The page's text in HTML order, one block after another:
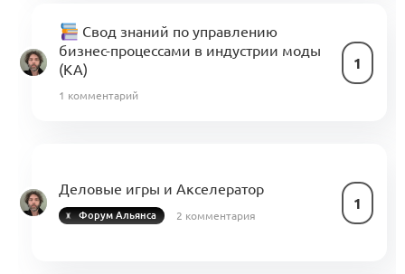
Свод знаний по управлению
бизнес-процессами в индустрии моды
(KA)
1
1 комментарий
Деловые игры и Акселератор
1
Форум Альянса 2 комментария